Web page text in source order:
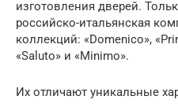
изготовления дверей.
российско-итальянская
коллекций: «Domenico»,
«Saluto» и «Minimo».
Их отличают уникальные